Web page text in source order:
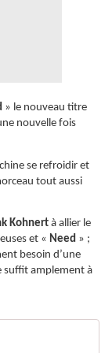
» le nouveau titre
nouvelle fois
se refroidir et
tout aussi
Kohnertà allier le
et « Need » ;
besoin d’une
suffit amplement à